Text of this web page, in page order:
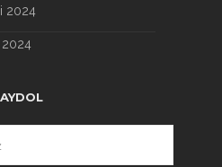
2024
2024